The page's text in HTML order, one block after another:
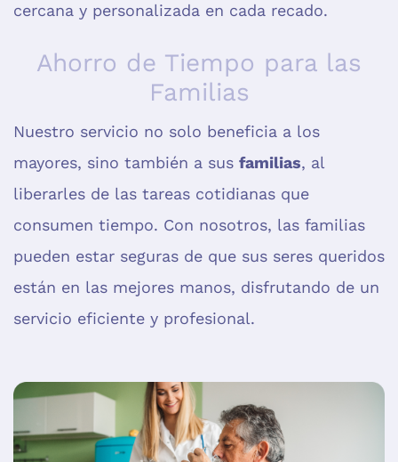
cercana y personalizada en cada recado.
Ahorro de Tiempo para las
Familias
Nuestro servicio no solo beneficia a los
mayores, sino también a sus familias, al
liberarles de las tareas cotidianas que
consumen tiempo. Con nosotros, las familias
pueden estar seguras de que sus seres queridos
están en las mejores manos, disfrutando de un
servicio eficiente y profesional.